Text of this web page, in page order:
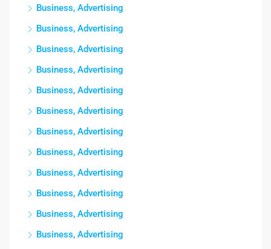
Business, Advertising
Business, Advertising
Business, Advertising
Business, Advertising
Business, Advertising
Business, Advertising
Business, Advertising
Business, Advertising
Business, Advertising
Business, Advertising
Business, Advertising
Business, Advertising